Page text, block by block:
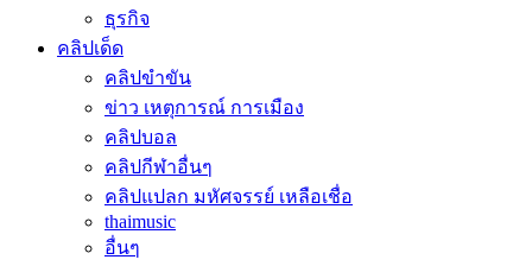
ธุรกิจ
คลิปเด็ด
คลิปขำขัน
ข่าว เหตุการณ์ การเมือง
คลิปบอล
คลิปกีฬาอื่นๆ
คลิปแปลก มหัศจรรย์ เหลือเชื่อ
thaimusic
อื่นๆ